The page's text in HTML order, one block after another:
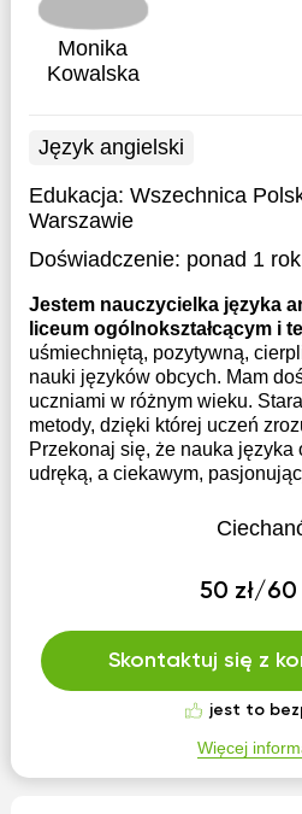
Monika
Kowalska
Język angielski
Edukacja: Wszechnica
Warszawie
Doświadczenie: ponad 1 rok
Jestem nauczycielka języka
liceum ogólnokształcącym i
uśmiechniętą, pozytywną,
nauki języków obcych. Mam
uczniami w różnym wieku.
metody, dzięki której uczeń
Przekonaj się, że nauka języka
udręką, a ciekawym,
50 zł/60
Skontaktuj się z
jest to
Więcej